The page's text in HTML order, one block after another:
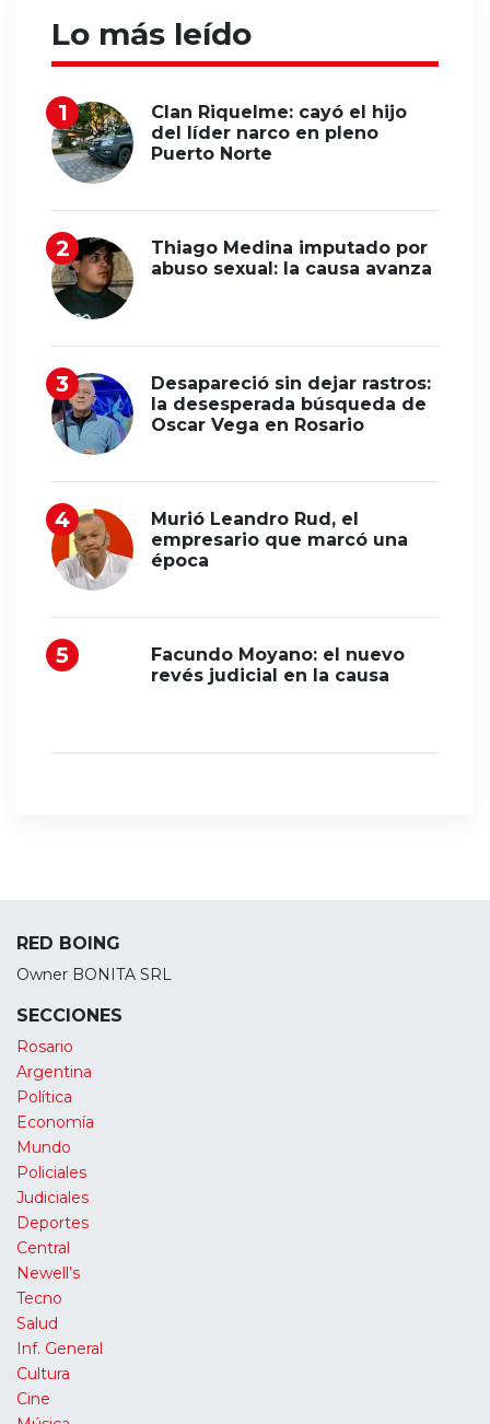
Lo más leído
Clan Riquelme: cayó el hijo
del líder narco en pleno
Puerto Norte
Thiago Medina imputado por
abuso sexual: la causa avanza
Desapareció sin dejar rastros:
la desesperada búsqueda de
Oscar Vega en Rosario
Murió Leandro Rud, el
empresario que marcó una
época
Facundo Moyano: el nuevo
revés judicial en la causa
RED BOING
Owner BONITA SRL
SECCIONES
Rosario
Argentina
Política
Economía
Mundo
Policiales
Judiciales
Deportes
Central
Newell’s
Tecno
Salud
Inf. General
Cultura
Cine